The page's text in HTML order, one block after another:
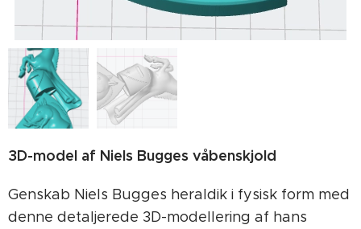
3D-model af Niels Bugges våbenskjold
Genskab Niels Bugges heraldik i fysisk form med
denne detaljerede 3D-modellering af hans